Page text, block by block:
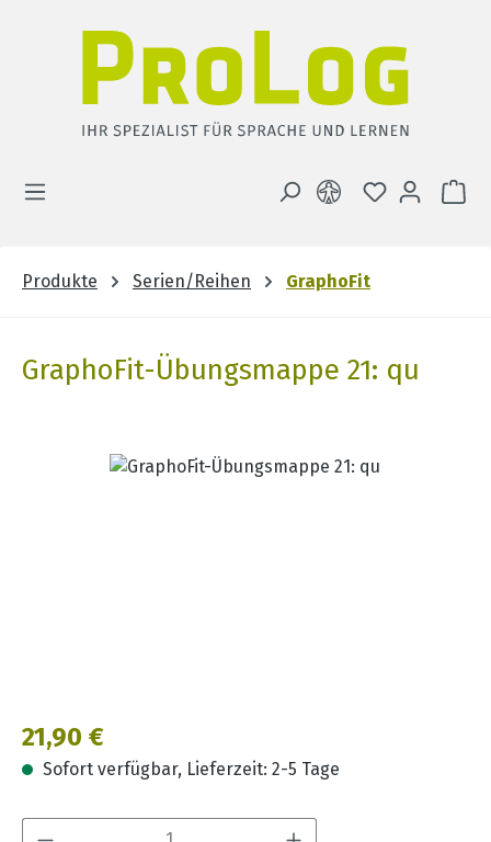
DU HAST 0
Produkte Serien/Reihen GraphoFit
GraphoFit-Übungsmappe 21: qu
Bildergalerie überspringen
Regulärer Preis:
21,90 €
Sofort verfügbar, Lieferzeit: 2-5 Tage